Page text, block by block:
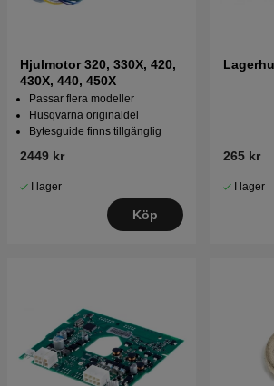
Hjulmotor 320, 330X, 420,
430X, 440, 450X
Passar flera modeller
Husqvarna originaldel
Bytesguide finns tillgänglig
2449 kr
I lager
Köp
265 kr
I lager